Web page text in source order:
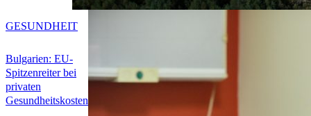
Bulgarien: EU-
Spitzenreiter bei
privaten
Gesundheitskosten
GESUNDHEIT